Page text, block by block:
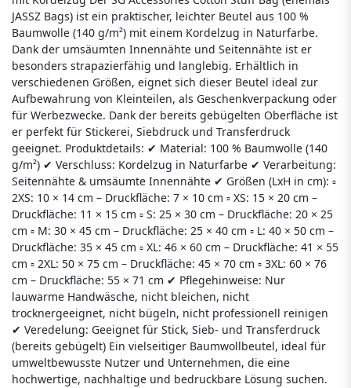
JASSZ Bags) ist ein praktischer, leichter Beutel aus 100 %
Baumwolle (140 g/m²) mit einem Kordelzug in Naturfarbe.
Dank der umsäumten Innennähte und Seitennähte ist er
besonders strapazierfähig und langlebig. Erhältlich in
verschiedenen Größen, eignet sich dieser Beutel ideal zur
Aufbewahrung von Kleinteilen, als Geschenkverpackung oder
für Werbezwecke. Dank der bereits gebügelten Oberfläche ist
er perfekt für Stickerei, Siebdruck und Transferdruck
geeignet. Produktdetails: ✔ Material: 100 % Baumwolle (140
g/m²) ✔ Verschluss: Kordelzug in Naturfarbe ✔ Verarbeitung:
Seitennähte & umsäumte Innennähte ✔ Größen (LxH in cm): ▫
2XS: 10 × 14 cm – Druckfläche: 7 × 10 cm ▫ XS: 15 × 20 cm –
Druckfläche: 11 × 15 cm ▫ S: 25 × 30 cm – Druckfläche: 20 × 25
cm ▫ M: 30 × 45 cm – Druckfläche: 25 × 40 cm ▫ L: 40 × 50 cm –
Druckfläche: 35 × 45 cm ▫ XL: 46 × 60 cm – Druckfläche: 41 × 55
cm ▫ 2XL: 50 × 75 cm – Druckfläche: 45 × 70 cm ▫ 3XL: 60 × 76
cm – Druckfläche: 55 × 71 cm ✔ Pflegehinweise: Nur
lauwarme Handwäsche, nicht bleichen, nicht
trocknergeeignet, nicht bügeln, nicht professionell reinigen
✔ Veredelung: Geeignet für Stick, Sieb- und Transferdruck
(bereits gebügelt) Ein vielseitiger Baumwollbeutel, ideal für
umweltbewusste Nutzer und Unternehmen, die eine
hochwertige, nachhaltige und bedruckbare Lösung suchen.